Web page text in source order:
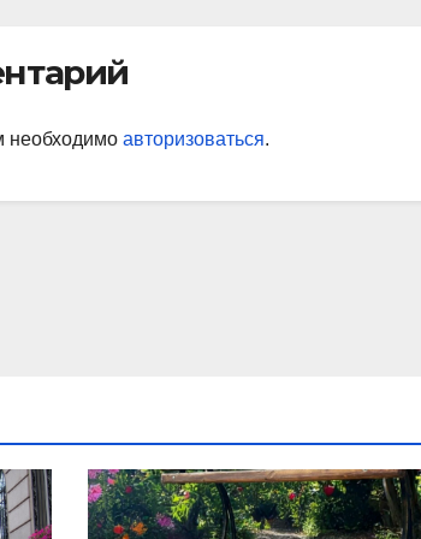
необходимо авторизоваться.